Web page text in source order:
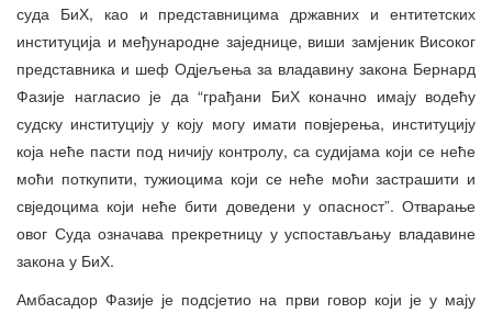
суда БиХ, као и представницима државних и ентитетских
институција и међународне заједнице, виши замјеник Високог
представника и шеф Одјељења за владавину закона Бернард
Фазије нагласио је да “грађани БиХ коначно имају водећу
судску институцију у коју могу имати повјерења, институцију
која неће пасти под ничију контролу, са судијама који се неће
моћи поткупити, тужиоцима који се неће моћи застрашити и
свједоцима који неће бити доведени у опасност”. Отварање
овог Суда означава прекретницу у успостављању владавине
закона у БиХ.
Амбасадор Фазије је подсјетио на први говор који је у мају